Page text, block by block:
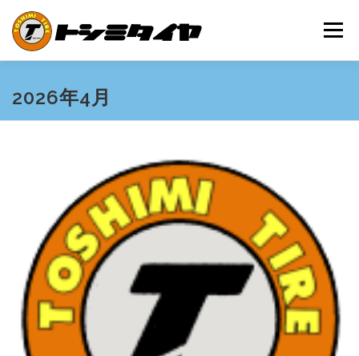
キ
メニュー
HOME MAINTENANCE
INFORMATION SNS FRIEND’S SITE
2026年4月